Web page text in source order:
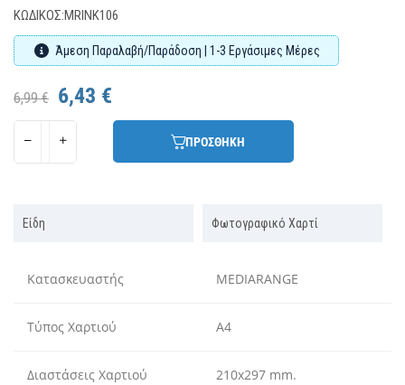
ΚΩΔΙΚΌΣ:MRINK106
Άμεση Παραλαβή/Παράδοση | 1-3 Εργάσιμες Μέρες
6,99 € 6,43 €
ΠΡΟΣΘΗΚΗ
Είδη Φωτογραφικό Χαρτί
Κατασκευαστής MEDIARANGE
Τύπος Χαρτιού A4
Διαστάσεις Χαρτιού 210x297 mm.